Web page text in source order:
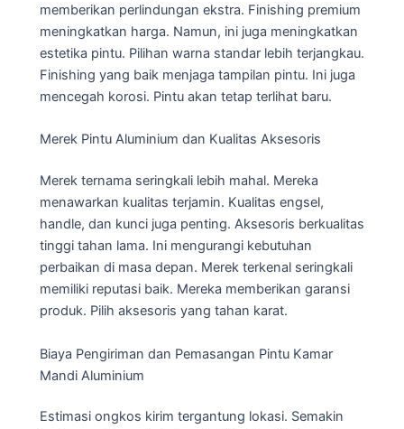
memberikan perlindungan ekstra. Finishing premium
meningkatkan harga. Namun, ini juga meningkatkan
estetika pintu. Pilihan warna standar lebih terjangkau.
Finishing yang baik menjaga tampilan pintu. Ini juga
mencegah korosi. Pintu akan tetap terlihat baru.
Merek Pintu Aluminium dan Kualitas Aksesoris
Merek ternama seringkali lebih mahal. Mereka
menawarkan kualitas terjamin. Kualitas engsel,
handle, dan kunci juga penting. Aksesoris berkualitas
tinggi tahan lama. Ini mengurangi kebutuhan
perbaikan di masa depan. Merek terkenal seringkali
memiliki reputasi baik. Mereka memberikan garansi
produk. Pilih aksesoris yang tahan karat.
Biaya Pengiriman dan Pemasangan Pintu Kamar
Mandi Aluminium
Estimasi ongkos kirim tergantung lokasi. Semakin